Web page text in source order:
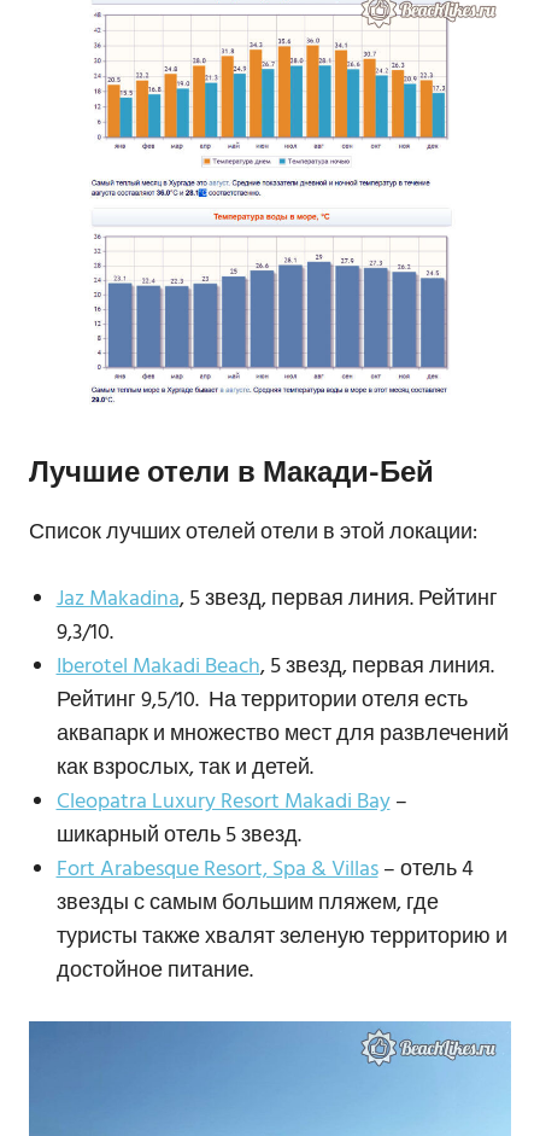
Лучшие отели в Макади-Бей
Список лучших отелей отели в этой локации:
Jaz Makadina, 5 звезд, первая линия. Рейтинг
9,3/10.
Iberotel Makadi Beach, 5 звезд, первая линия.
Рейтинг 9,5/10. На территории отеля есть
аквапарк и множество мест для развлечений
как взрослых, так и детей.
Cleopatra Luxury Resort Makadi Bay–
шикарный отель 5 звезд.
Fort Arabesque Resort, Spa & Villas– отель 4
звезды с самым большим пляжем, где
туристы также хвалят зеленую территорию и
достойное питание.